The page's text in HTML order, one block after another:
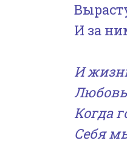
И за
И
Когда
Себя